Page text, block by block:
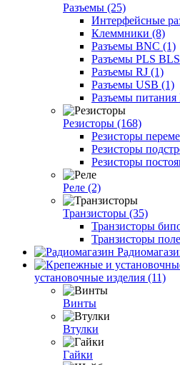
Разъемы (25)
Интерфейсные
Клеммники (8)
Разъемы BNC (1)
Разъемы PLS
Разъемы RJ (1)
Разъемы USB (1)
Разъемы питания
Резисторы (168)
Резисторы
Резисторы
Резисторы
Реле (2)
Транзисторы (35)
Транзисторы
Транзисторы
установочные изделия (11)
Винты
Втулки
Гайки